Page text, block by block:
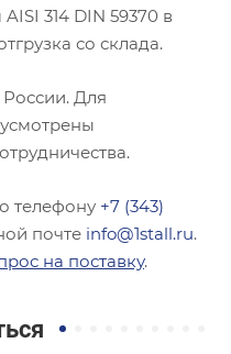
314 DIN 59370 в
со склада.
Для
телефону +7 (343)
почте info@1stall.ru.
на поставку.